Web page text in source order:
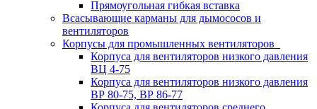
Прямоугольная гибкая вставка
Всасывающие карманы для дымососов и
вентиляторов
Корпусы для промышленных вентиляторов
Корпуса для вентиляторов низкого давления
ВЦ 4-75
Корпуса для вентиляторов низкого давления
ВР 80-75, ВР 86-77